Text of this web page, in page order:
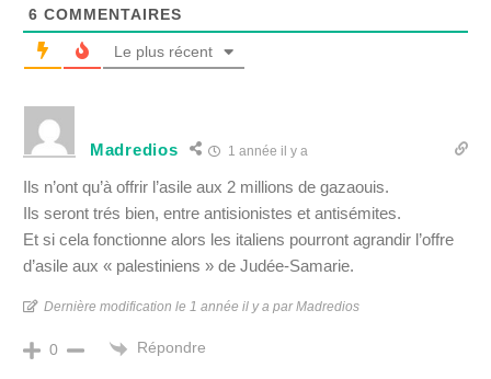
6 COMMENTAIRES
Le plus récent
Madredios 1 année il y a
Ils n’ont qu’à offrir l’asile aux 2 millions de gazaouis.
Ils seront trés bien, entre antisionistes et antisémites.
Et si cela fonctionne alors les italiens pourront agrandir l’offre
d’asile aux « palestiniens » de Judée-Samarie.
Dernière modification le 1 année il y a par Madredios
0 Répondre